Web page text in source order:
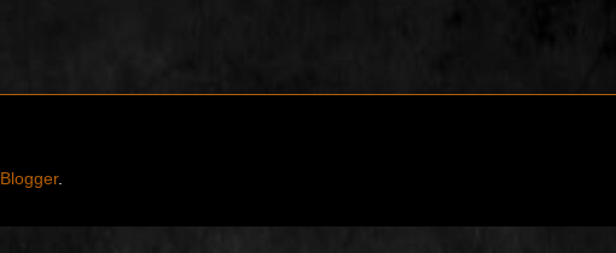
Blogger.